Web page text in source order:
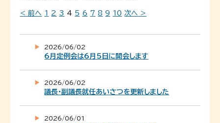
< 前へ 1 2 3 4 5 6 7 8 9 10 次へ >
2026/06/02
6月定例会は6月5日に開会します
2026/06/02
議長・副議長就任あいさつを更新しました
2026/06/01